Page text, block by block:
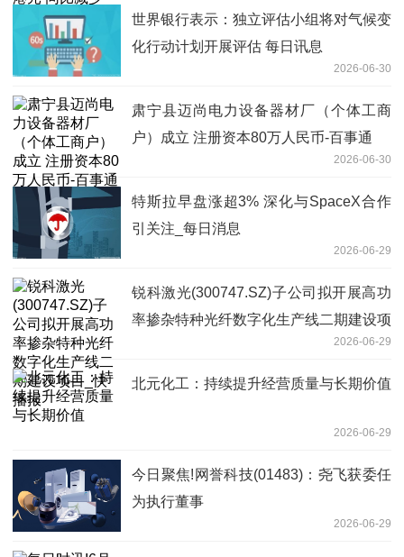
世界银行表示：独立评估小组将对气候变
化行动计划开展评估 每日讯息
2026-06-30
肃宁县迈尚电力设备器材厂（个体工商
户）成立 注册资本80万人民币-百事通
2026-06-30
特斯拉早盘涨超3% 深化与SpaceX合作
引关注_每日消息
2026-06-29
锐科激光(300747.SZ)子公司拟开展高功
率掺杂特种光纤数字化生产线二期建设项
2026-06-29
北元化工：持续提升经营质量与长期价值
2026-06-29
今日聚焦!网誉科技(01483)：尧飞获委任
为执行董事
2026-06-29